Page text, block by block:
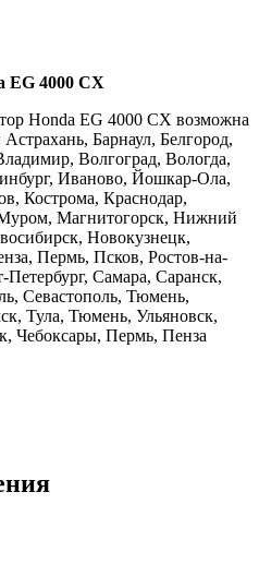
EG 4000 CX
Honda EG 4000 CX возможна
Барнаул, Белгород,
Волгоград, Вологда,
Иваново, Йошкар-Ола,
Кострома, Краснодар,
Магнитогорск, Нижний
Новокузнецк,
Пермь, Псков, Ростов-на-
Самара, Саранск,
Севастополь, Тюмень,
Тула, Тюмень, Ульяновск,
Чебоксары, Пермь, Пенза